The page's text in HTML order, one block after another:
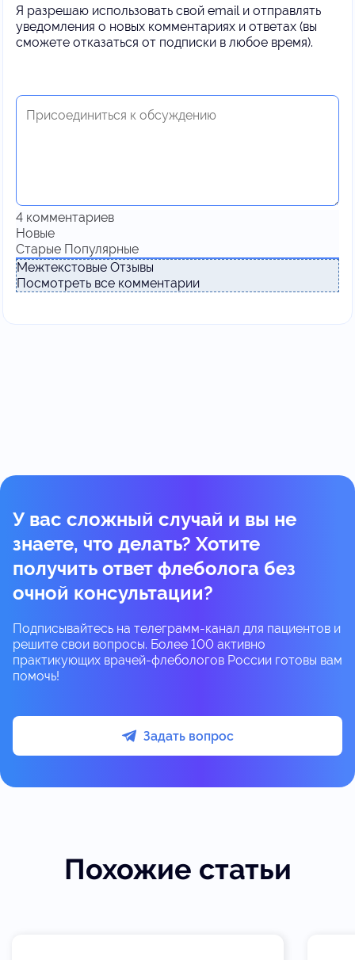
Я разрешаю использовать свой email и отправлять
уведомления о новых комментариях и ответах (вы
cможете отказаться от подписки в любое время).
4 комментариев
Новые
Старые Популярные
Межтекстовые Отзывы
Посмотреть все комментарии
У вас сложный случай и вы не
знаете, что делать? Хотите
получить ответ флеболога без
очной консультации?
Подписывайтесь на телеграмм-канал для пациентов и
решите свои вопросы. Более 100 активно
практикующих врачей-флебологов России готовы вам
помочь!
Задать вопрос
Похожие статьи